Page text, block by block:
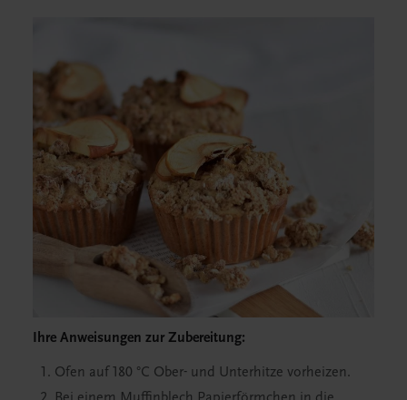
Ihre Anweisungen zur Zubereitung:
Ofen auf 180 °C Ober- und Unterhitze vorheizen.